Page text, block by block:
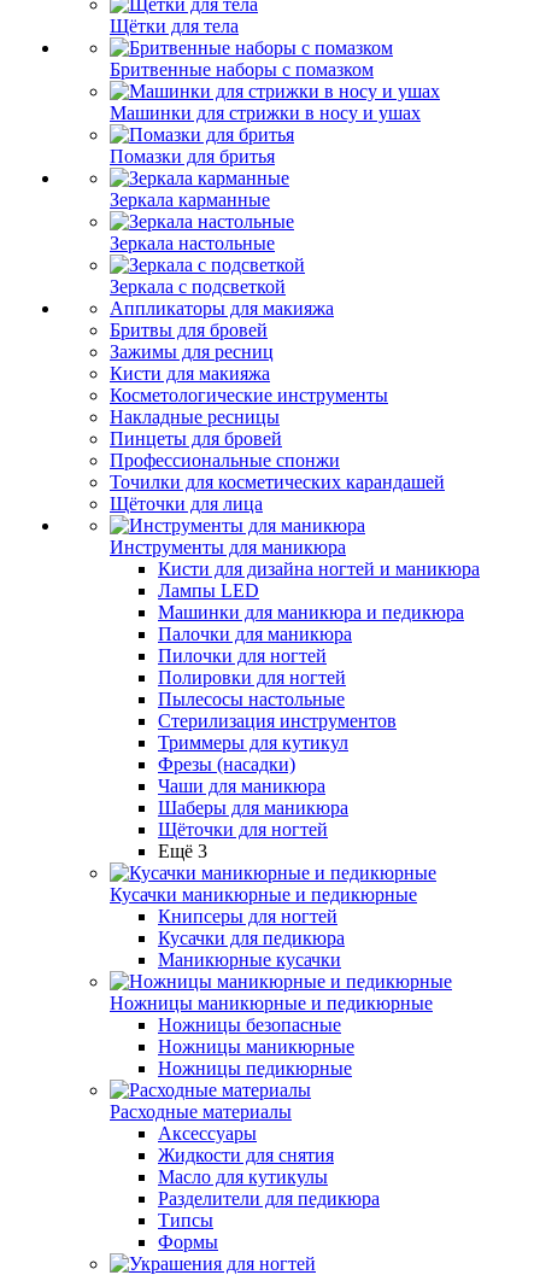
Щётки для тела
Бритвенные наборы с помазком
Машинки для стрижки в носу и ушах
Помазки для бритья
Зеркала карманные
Зеркала настольные
Зеркала с подсветкой
Аппликаторы для макияжа
Бритвы для бровей
Зажимы для ресниц
Кисти для макияжа
Косметологические инструменты
Накладные ресницы
Пинцеты для бровей
Профессиональные спонжи
Точилки для косметических карандашей
Щёточки для лица
Инструменты для маникюра
Кисти для дизайна ногтей и маникюра
Лампы LED
Машинки для маникюра и педикюра
Палочки для маникюра
Пилочки для ногтей
Полировки для ногтей
Пылесосы настольные
Стерилизация инструментов
Триммеры для кутикул
Фрезы (насадки)
Чаши для маникюра
Шаберы для маникюра
Щёточки для ногтей
Ещё 3
Кусачки маникюрные и педикюрные
Книпсеры для ногтей
Кусачки для педикюра
Маникюрные кусачки
Ножницы маникюрные и педикюрные
Ножницы безопасные
Ножницы маникюрные
Ножницы педикюрные
Расходные материалы
Аксессуары
Жидкости для снятия
Масло для кутикулы
Разделители для педикюра
Типсы
Формы